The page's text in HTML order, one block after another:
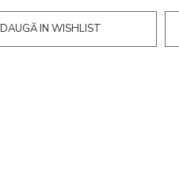
IN WISHLIST